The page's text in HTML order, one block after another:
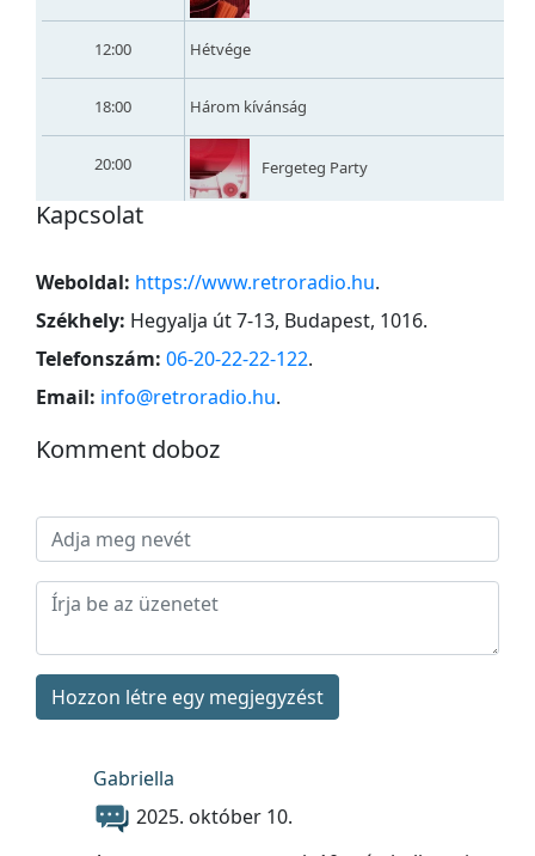
12:00 Hétvége
18:00 Három kívánság
20:00 Fergeteg Party
Kapcsolat
Weboldal: https://www.retroradio.hu.
Székhely: Hegyalja út 7-13, Budapest, 1016.
Telefonszám: 06-20-22-22-122.
Email: info@retroradio.hu.
Komment doboz
Hozzon létre egy megjegyzést
Gabriella
2025. október 10.